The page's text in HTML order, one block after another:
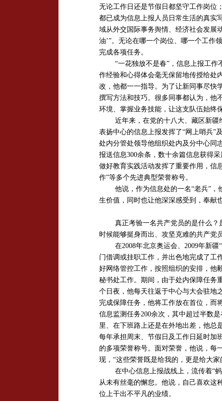
无论工作日还是节假日都坚守工作岗位
都已成为信息上报人员日常生活的真实
域从外交国际事务舆情、经济社会发展
油’”。无论在哪一个岗位、哪一个工作
完成各项任务。
“一花独放不是春”，信息上报工
作经验和心得体会毫无保留地传授给处
改，他都一一指导。为了让新同事尽快
撰写方法和技巧。很多同事都认为，他
环境、掌握业务技能，让这支队伍始终
近年来，在党的十八大、藏区新
表扬中心的信息上报发挥了“网上哨兵”
处内分管处领导他组织处内及分中心同
报送信息300余条，数十余篇信息获得
做好教育实践活动发挥了重要作用，信
作”等多个先进典型荣誉称号。
他说，作为信息处的一名“老兵”
生价值，同时也让他深深感受到，奉献
真正考验一名共产党员的是什么
时候能够挺身而出、攻坚克难的共产党
在2008年北京奥运会、 2009年新疆“
门借调或挂职工作，并出色地完成了工
好网络管控工作，按照组织的安排，他
秘书处工作。期间，由于处内保障任务
个日夜，他每天往返于中心与大会驻地
完成保障任务，他将工作放在首位，而
信息监测任务200余次，其中超过半数
里、在下班路上还是在外地出差，他总
每年承担周末、节假日及工作日延时加
的多项荣誉称号。面对荣誉，他说，每
现，“这些荣誉既是给我的，更是给大家
在中心信息上报战线上，流传着“
从未有丝毫的懈怠。他说，自己喜欢这
位上干出不平凡的业绩。